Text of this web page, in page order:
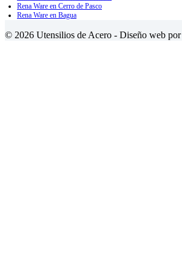
Rena Ware en Cerro de Pasco
Rena Ware en Bagua
© 2026 Utensilios de Acero - Diseño web por